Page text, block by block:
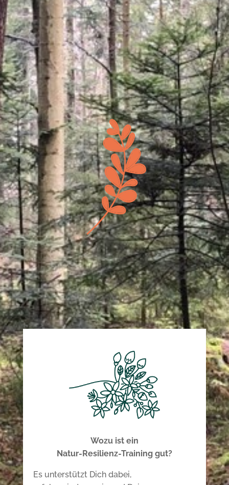
Wozu ist ein
Natur-Resilienz-Training gut?
Es unterstützt Dich dabei,